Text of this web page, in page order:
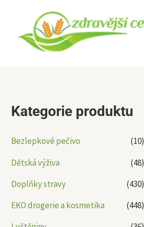
obsah
Kategorie produktu
Bezlepkové pečivo
(10)
Dětská výživa
(48)
Doplňky stravy
(430)
EKO drogerie a kosmetika
(448)